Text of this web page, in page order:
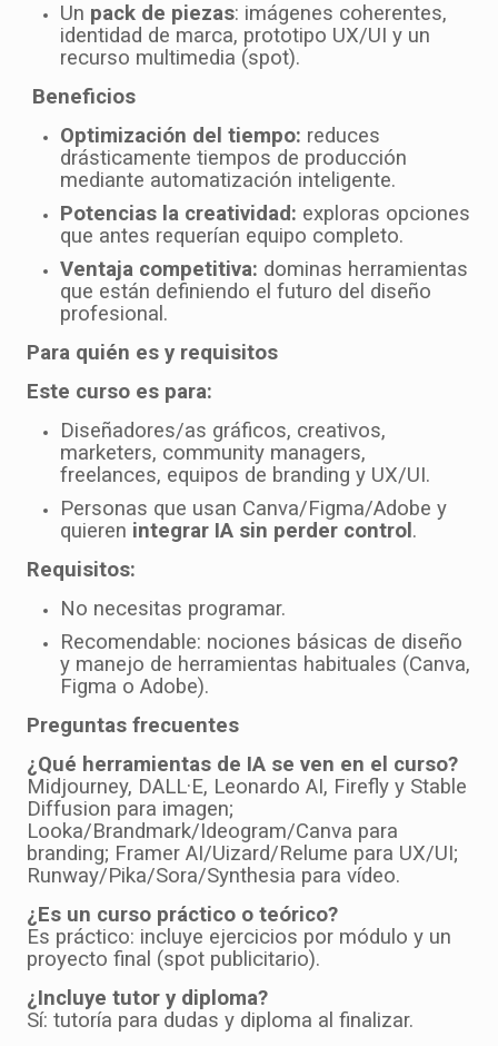
Un pack de piezas: imágenes coherentes,
identidad de marca, prototipo UX/UI y un
recurso multimedia (spot).
Beneficios
Optimización del tiempo: reduces
drásticamente tiempos de producción
mediante automatización inteligente.
Potencias la creatividad: exploras opciones
que antes requerían equipo completo.
Ventaja competitiva: dominas herramientas
que están definiendo el futuro del diseño
profesional.
Para quién es y requisitos
Este curso es para:
Diseñadores/as gráficos, creativos,
marketers, community managers,
freelances, equipos de branding y UX/UI.
Personas que usan Canva/Figma/Adobe y
quieren integrar IA sin perder control .
Requisitos:
No necesitas programar.
Recomendable: nociones básicas de diseño
y manejo de herramientas habituales (Canva,
Figma o Adobe).
Preguntas frecuentes
¿Qué herramientas de IA se ven en el curso?
Midjourney, DALL·E, Leonardo AI, Firefly y Stable
Diffusion para imagen;
Looka/Brandmark/Ideogram/Canva para
branding; Framer AI/Uizard/Relume para UX/UI;
Runway/Pika/Sora/Synthesia para vídeo.
¿Es un curso práctico o teórico?
Es práctico: incluye ejercicios por módulo y un
proyecto final (spot publicitario).
¿Incluye tutor y diploma?
Sí: tutoría para dudas y diploma al finalizar.